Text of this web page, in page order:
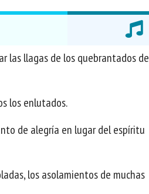
las llagas de los quebrantados de
los enlutados.
de alegría en lugar del espíritu
los asolamientos de muchas